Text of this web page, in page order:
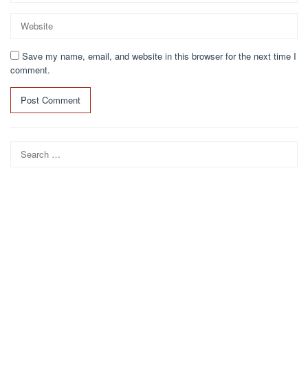
Save my name, email, and website in this browser for the next time I
comment.
Search
for: